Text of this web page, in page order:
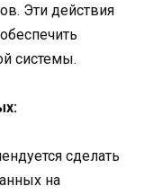
Эти действия
системы.
сделать
на